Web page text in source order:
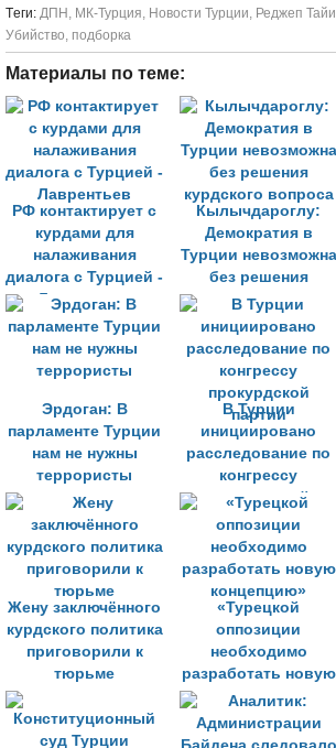
Tеги: ДПН , МК-Турция, Новости Турции, Реджеп
Убийство, подборка
Материалы по теме:
РФ контактирует с
курдами для
налаживания
диалога с Турцией -
Лаврентьев
Кылычдароглу:
Демократия в
Турции невозможна
без решения
курдского вопроса
Эрдоган: В
парламенте Турции
нам не нужны
террористы
В Турции
инициировано
расследование по
конгрессу
прокурдской
партии
Жену заключённого
курдского политика
приговорили к
тюрьме
«Турецкой
оппозиции
необходимо
разработать новую
концепцию»